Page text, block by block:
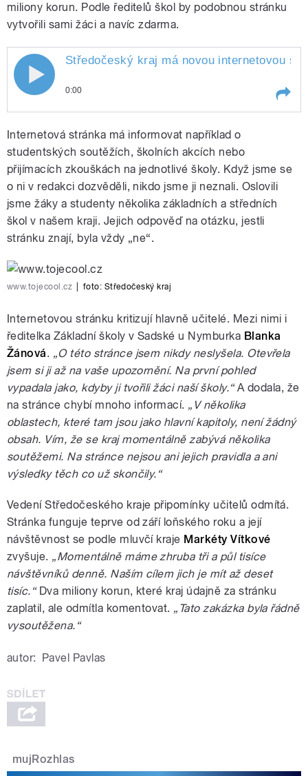
miliony korun. Podle ředitelů škol by podobnou stránku
vytvořili sami žáci a navíc zdarma.
pause
Středočeský kraj má novou internetovou
0:00
internetovou stránku pro
Internetová stránka má informovat například o
studentských soutěžích, školních akcích nebo
přijímacích zkouškách na jednotlivé školy. Když jsme se
o ni v redakci dozvěděli, nikdo jsme ji neznali. Oslovili
jsme žáky a studenty několika základních a středních
škol v našem kraji. Jejich odpověď na otázku, jestli
stránku znají, byla vždy „ne“.
www.tojecool.cz foto: Středočeský kraj
Internetovou stránku kritizují hlavně učitelé. Mezi nimi i
ředitelka Základní školy v Sadské u Nymburka Blanka
Žánová. „O této stránce jsem nikdy neslyšela. Otevřela
jsem si ji až na vaše upozornění. Na první pohled
vypadala jako, kdyby ji tvořili žáci naší školy.“A dodala, že
na stránce chybí mnoho informací. „V několika
oblastech, které tam jsou jako hlavní kapitoly, není žádný
obsah. Vím, že se kraj momentálně zabývá několika
soutěžemi. Na stránce nejsou ani jejich pravidla a ani
výsledky těch co už skončily.“
Vedení Středočeského kraje připomínky učitelů odmítá.
Stránka funguje teprve od září loňského roku a její
návštěvnost se podle mluvčí kraje Markéty Vítkové
zvyšuje. „Momentálně máme zhruba tři a půl tisíce
návštěvníků denně. Naším cílem jich je mít až deset
tisíc.“Dva miliony korun, které kraj údajně za stránku
zaplatil, ale odmítla komentovat. „Tato zakázka byla řádně
vysoutěžena.“
autor: Pavel Pavlas
mujRozhlas